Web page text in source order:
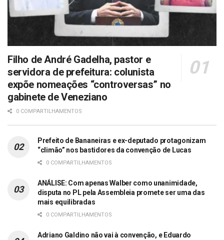
Filho de André Gadelha, pastor e
servidora de prefeitura: colunista
expõe nomeações “controversas” no
gabinete de Veneziano
0 COMPARTILHAMENTOS
Prefeito de Bananeiras e ex-deputado protagonizam
“climão” nos bastidores da convenção de Lucas
0 COMPARTILHAMENTOS
ANÁLISE: Com apenas Walber como unanimidade,
disputa no PL pela Assembleia promete ser uma das
mais equilibradas
0 COMPARTILHAMENTOS
Adriano Galdino não vai à convenção, e Eduardo